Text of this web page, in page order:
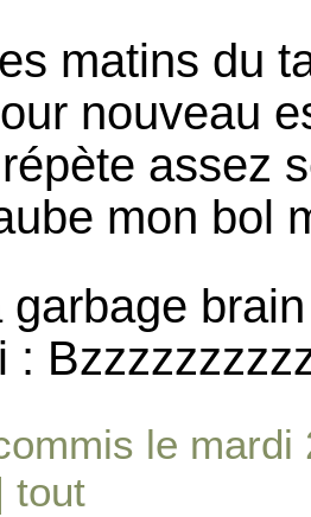
matins du
nouveau
assez
mon bol
garbage
:
le
tout